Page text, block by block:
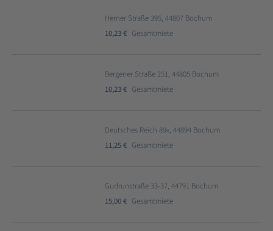
Herner Straße 395, 44807 Bochum
10,23 € Gesamtmiete
Bergener Straße 251, 44805 Bochum
10,23 € Gesamtmiete
Deutsches Reich 89x, 44894 Bochum
11,25 € Gesamtmiete
Gudrunstraße 33-37, 44791 Bochum
15,00 € Gesamtmiete